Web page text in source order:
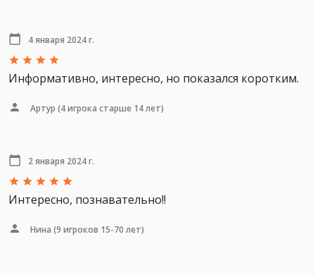
4 января 2024 г.
Информативно, интересно, но показался коротким.
Артур (4 игрока старше 14 лет)
2 января 2024 г.
Интересно, познавательно!!
Нина (9 игроков 15-70 лет)